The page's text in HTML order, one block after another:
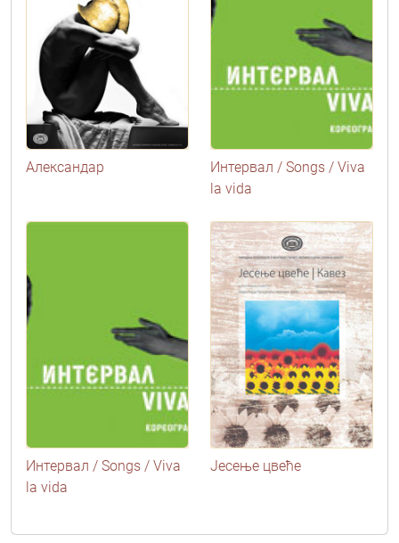
Александар
Интервал / Songs / Viva
la vida
Интервал / Songs / Viva
la vida
Јесење цвеће